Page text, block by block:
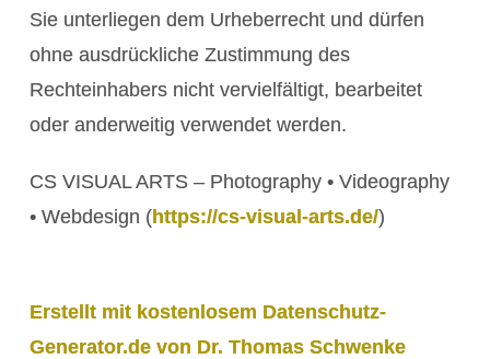
Sie unterliegen dem Urheberrecht und dürfen
ohne ausdrückliche Zustimmung des
Rechteinhabers nicht vervielfältigt, bearbeitet
oder anderweitig verwendet werden.
CS VISUAL ARTS – Photography • Videography
• Webdesign (https://cs-visual-arts.de/)
Erstellt mit kostenlosem Datenschutz-
Generator.de von Dr. Thomas Schwenke